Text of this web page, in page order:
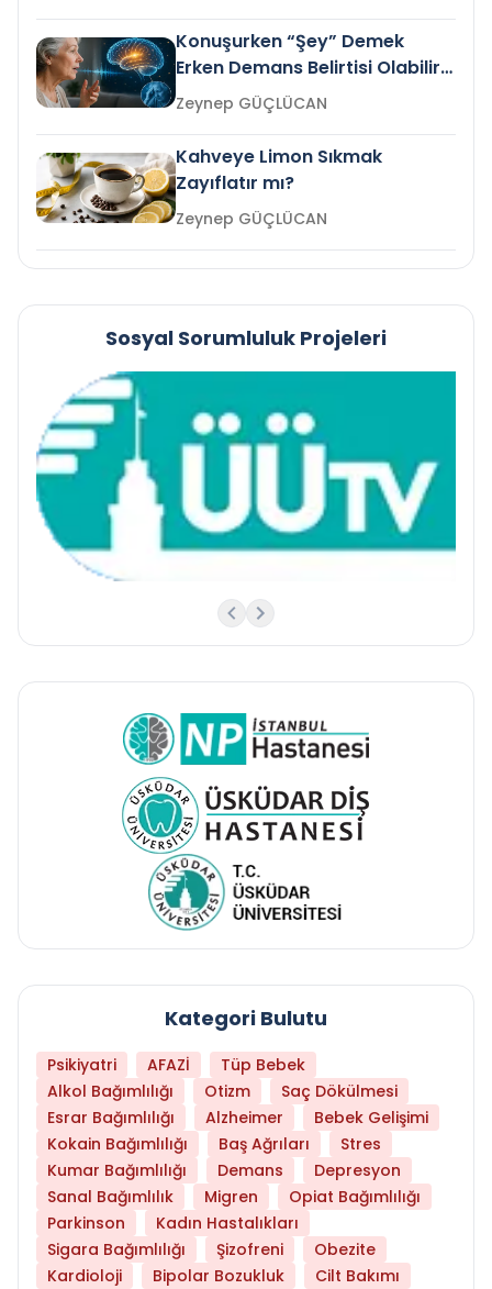
Konuşurken “Şey” Demek
Erken Demans Belirtisi Olabilir
mi?
Zeynep GÜÇLÜCAN
Kahveye Limon Sıkmak
Zayıflatır mı?
Zeynep GÜÇLÜCAN
Sosyal Sorumluluk Projeleri
Kategori Bulutu
Psikiyatri AFAZİ
Tüp Bebek
Alkol Bağımlılığı
Otizm
Saç Dökülmesi
Esrar Bağımlılığı
Alzheimer
Bebek Gelişimi
Kokain Bağımlılığı
Baş Ağrıları
Stres
Kumar Bağımlılığı
Demans
Depresyon
Sanal Bağımlılık
Migren
Opiat Bağımlılığı
Parkinson
Kadın Hastalıkları
Sigara Bağımlılığı
Şizofreni
Obezite
Kardioloji
Bipolar Bozukluk Cilt Bakımı